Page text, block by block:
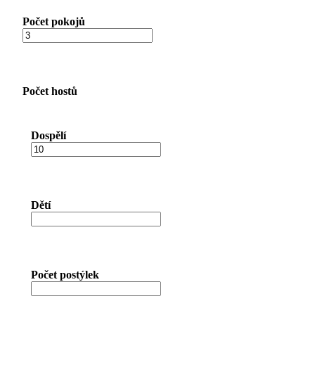
Počet pokojů
Počet hostů
Dospělí
Dětí
Počet postýlek